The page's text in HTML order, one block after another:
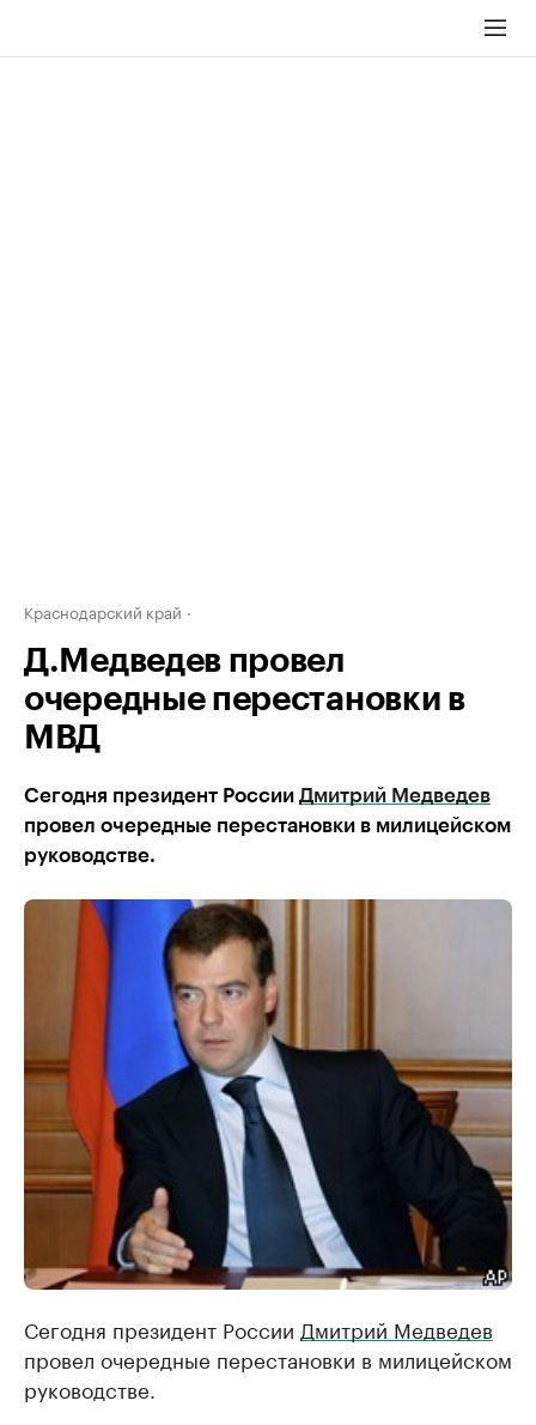
Краснодарский край
Д.Медведев провел
очередные перестановки в
МВД
Сегодня президент России Дмитрий Медведев
провел очередные перестановки в милицейском
руководстве.
Сегодня президент России Дмитрий Медведев
провел очередные перестановки в милицейском
руководстве.